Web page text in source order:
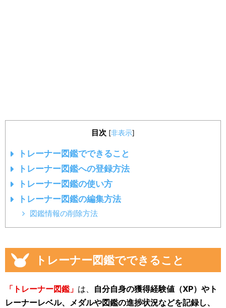
目次 [非表示]
トレーナー図鑑でできること
トレーナー図鑑への登録方法
トレーナー図鑑の使い方
トレーナー図鑑の編集方法
図鑑情報の削除方法
トレーナー図鑑でできること
「トレーナー図鑑」 は、 自分自身の獲得経験値（XP）やト
レーナーレベル、メダルや図鑑の進捗状況などを記録し、